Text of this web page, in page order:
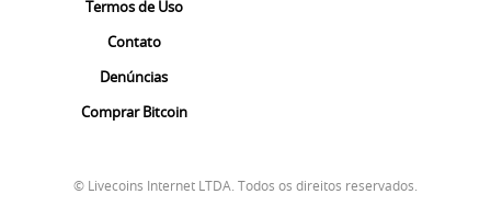
Termos de Uso
Contato
Denúncias
Comprar Bitcoin
© Livecoins Internet LTDA. Todos os direitos reservados.